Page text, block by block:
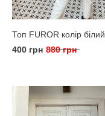
Топ FUROR колір білий
400 грн 880 грн